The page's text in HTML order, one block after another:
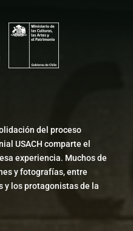
del proceso
USACH comparte el
experiencia. Muchos de
y fotografías, entre
y los protagonistas de la